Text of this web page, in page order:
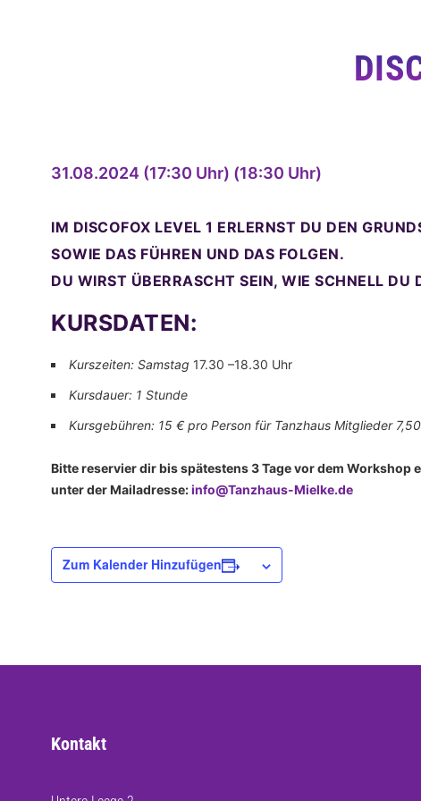
31.08.2024 (17:30 Uhr) (18:30 Uhr)
IM DISCOFOX LEVEL 1 ERLERNST DU DEN
SOWIE DAS FÜHREN UND DAS FOLGEN.
DU WIRST ÜBERRASCHT SEIN, WIE SCHNELL DU
KURSDATEN:
Kurszeiten: Samstag 17.30 –18.30 Uhr
Kursdauer: 1 Stunde
Kursgebühren: 15 € pro Person für Tanzhaus Mitglieder 7,50
Bitte reservier dir bis spätestens 3 Tage vor dem Workshop
unter der Mailadresse:info@Tanzhaus-Mielke.de
Zum Kalender Hinzufügen
Kontakt